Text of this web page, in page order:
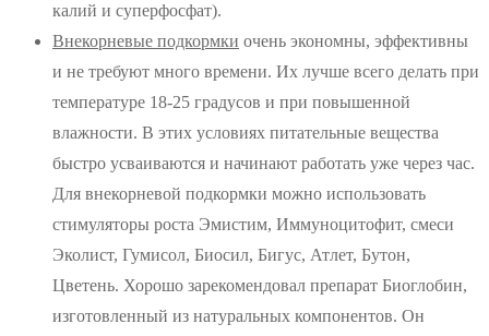
калий и суперфосфат).
Внекорневые подкормки очень экономны, эффективны
и не требуют много времени. Их лучше всего делать при
температуре 18-25 градусов и при повышенной
влажности. В этих условиях питательные вещества
быстро усваиваются и начинают работать уже через час.
Для внекорневой подкормки можно использовать
стимуляторы роста Эмистим, Иммуноцитофит, смеси
Эколист, Гумисол, Биосил, Бигус, Атлет, Бутон,
Цветень. Хорошо зарекомендовал препарат Биоглобин,
изготовленный из натуральных компонентов. Он